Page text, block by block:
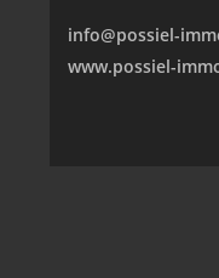
info@possiel-
www.possiel-